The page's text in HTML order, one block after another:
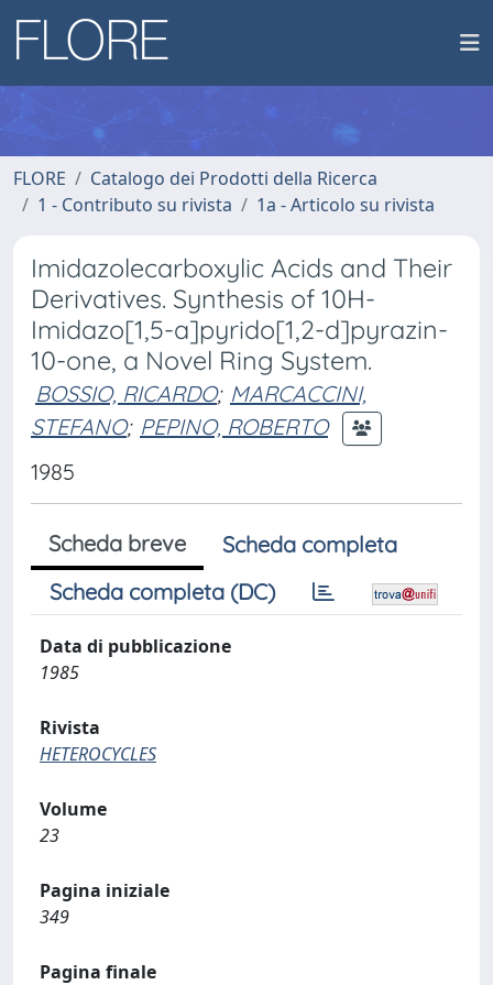
FLORE
Catalogo dei Prodotti della Ricerca
1 - Contributo su rivista
1a - Articolo su rivista
Imidazolecarboxylic Acids and Their
Derivatives. Synthesis of 10H-
Imidazo[1,5-a]pyrido[1,2-d]pyrazin-
10-one, a Novel Ring System.
BOSSIO, RICARDO; MARCACCINI,
STEFANO; PEPINO, ROBERTO
1985
Scheda breve
Scheda completa
Scheda completa (DC)
Data di pubblicazione
1985
Rivista
HETEROCYCLES
Volume
23
Pagina iniziale
349
Pagina finale